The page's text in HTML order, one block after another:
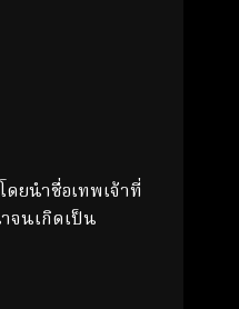
ยนำชื่อเทพเจ้าที่
จนเกิดเป็น